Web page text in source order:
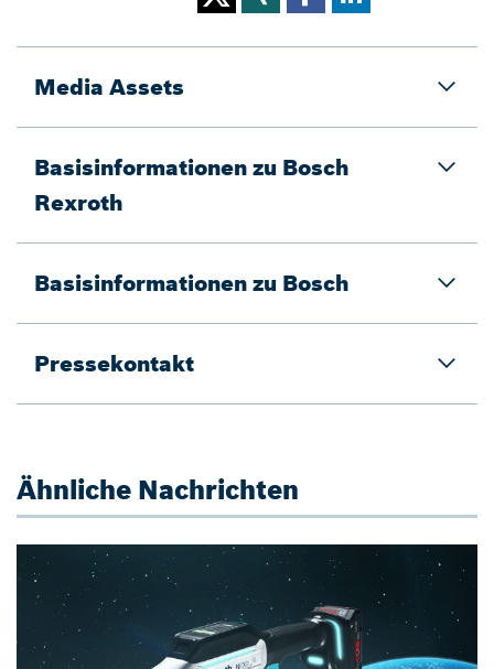
Media Assets
Basisinformationen zu Bosch
Rexroth
Basisinformationen zu Bosch
Pressekontakt
Ähnliche Nachrichten